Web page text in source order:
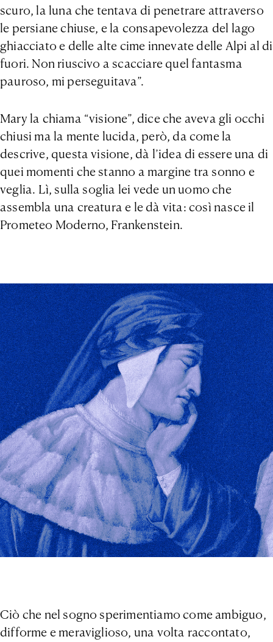
scuro, la luna che tentava di penetrare attraverso
le persiane chiuse, e la consapevolezza del lago
ghiacciato e delle alte cime innevate delle Alpi al di
fuori. Non riuscivo a scacciare quel fantasma
pauroso, mi perseguitava”.
Mary la chiama “visione”, dice che aveva gli occhi
chiusi ma la mente lucida, però, da come la
descrive, questa visione, dà l’idea di essere una di
quei momenti che stanno a margine tra sonno e
veglia. Lì, sulla soglia lei vede un uomo che
assembla una creatura e le dà vita: così nasce il
Prometeo Moderno, Frankenstein.
Ciò che nel sogno sperimentiamo come ambiguo,
difforme e meraviglioso, una volta raccontato,